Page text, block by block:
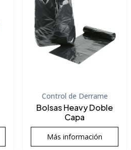
Control de Derrame
Bolsas Heavy Doble
Capa
Más información